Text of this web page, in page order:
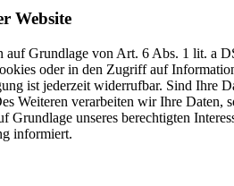
Website
Grundlage von Art. 6 Abs. 1 lit. a
oder in den Zugriff auf
ist jederzeit widerrufbar. Sind Ihre
verarbeiten wir Ihre Daten,
unseres berechtigten
informiert.